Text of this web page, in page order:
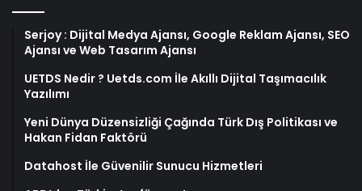
Serjoy : Dijital Medya Ajansı, Google Reklam Ajansı, SEO
Ajansı ve Web Tasarım Ajansı
UETDS Nedir ? Uetds.com İle Akıllı Dijital Taşımacılık
Yazılımı
Yeni Dünya Düzensizliği Çağında Türk Dış Politikası ve
Hakan Fidan Faktörü
Datahost İle Güvenilir Sunucu Hizmetleri